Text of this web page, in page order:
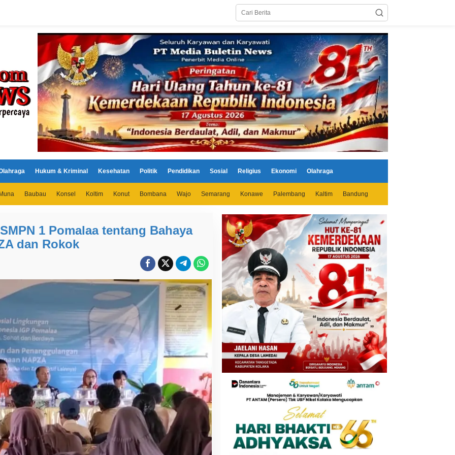
Hukum & Kriminal Kesehatan Politik Pendidikan Sosial Religius Ekonomi Olahraga
Baubau Konsel Koltim Konut Bombana Wajo Semarang Konawe Palembang Kaltim Bandung
1 Pomalaa tentang Bahaya
dan Rokok